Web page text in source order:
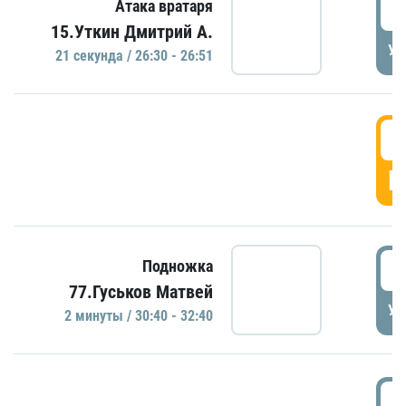
Атака вратаря
15.Уткин Дмитрий А.
21 секундa / 26:30 - 26:51
Подножка
77.Гуськов Матвей
2 минуты / 30:40 - 32:40